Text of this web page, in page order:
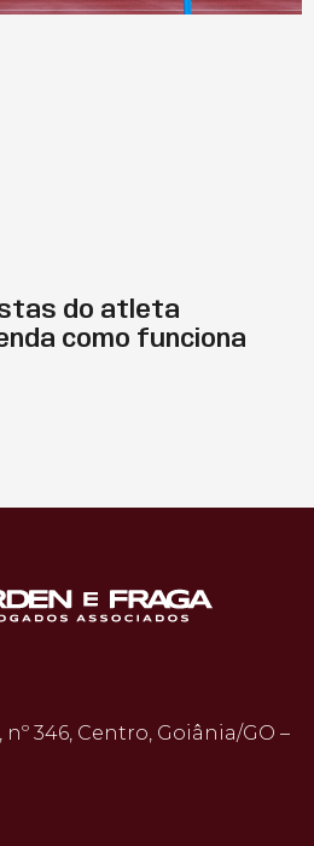
do atleta
como funciona
346, Centro, Goiânia/GO –